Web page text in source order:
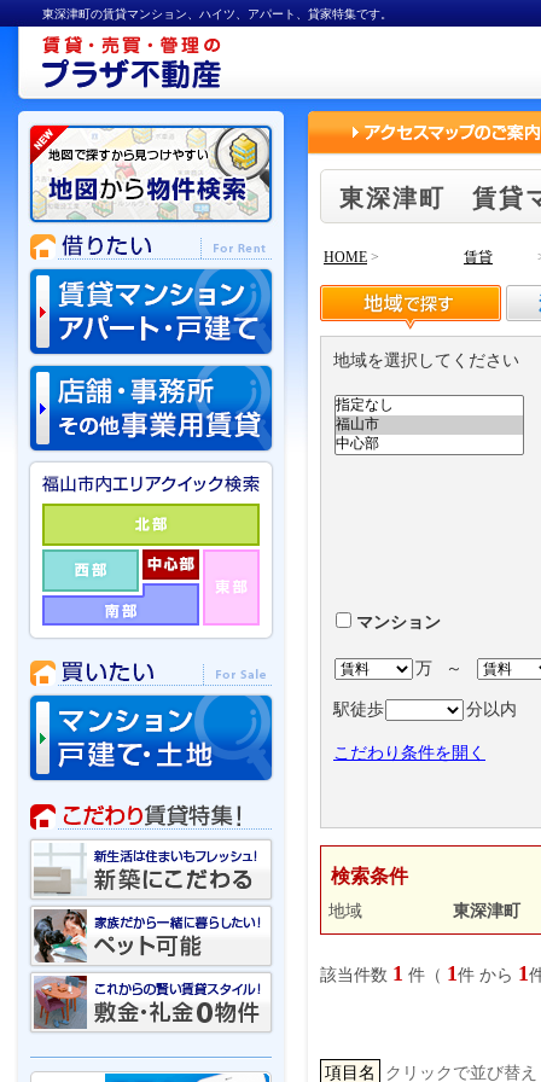
東深津町の賃貸マンション、ハイツ、アパート、貸家特集です。
東深津町 賃貸
HOME > 賃貸
地域を選択してください
マンション
万 ～
駅徒歩 分以内
こだわり条件を開く
検索条件
地域 東深津町
該当件数 1 件（ 1件 から 1
項目名 クリックで並び替え